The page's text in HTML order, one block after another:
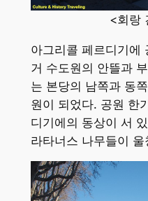
<회랑
아그리콜 페르디기에
거 수도원의 안뜰과
는 본당의 남쪽과 동
원이 되었다. 공원 한
디기에의 동상이 서
라타너스 나무들이